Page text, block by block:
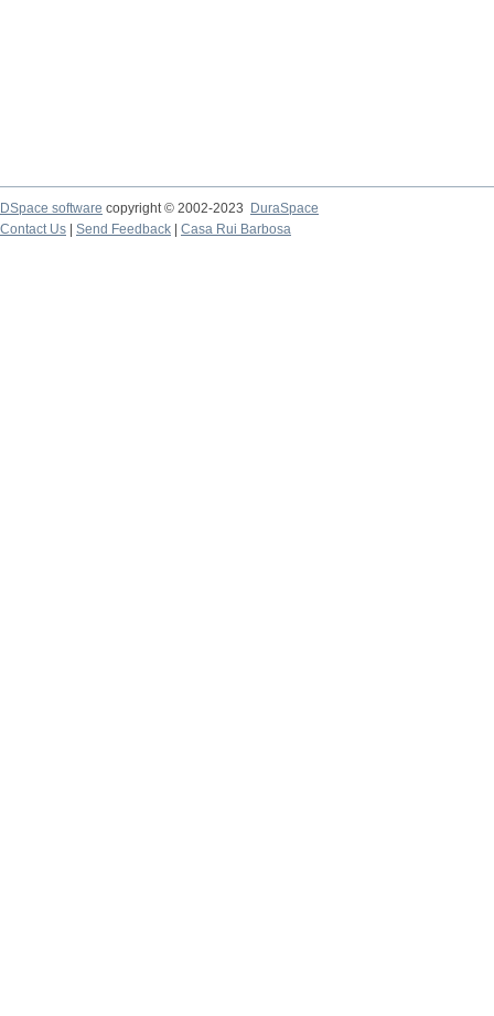
DSpace software copyright © 2002-2023
DuraSpace
Contact Us
Send Feedback Casa Rui Barbosa